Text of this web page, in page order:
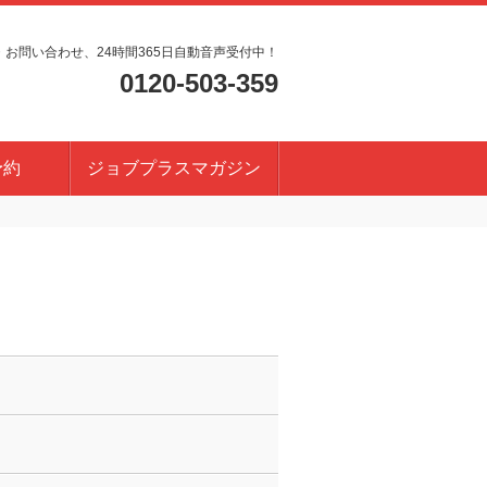
お問い合わせ、24時間365日自動音声受付中！
0120-503-359
ジョブプラスマガジン